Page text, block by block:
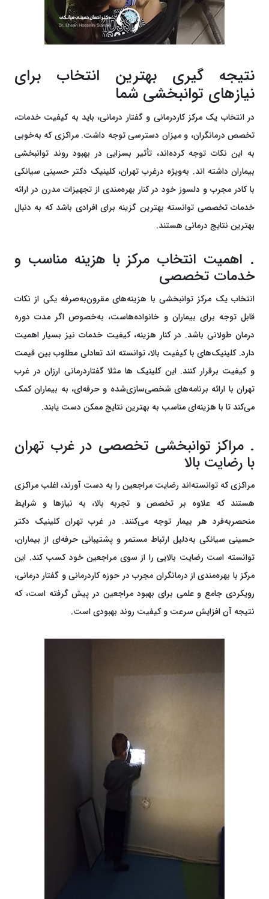
نتیجه گیری بهترین انتخاب برای
نیازهای توانبخشی شما
در انتخاب یک مرکز کاردرمانی و گفتار درمانی، باید به کیفیت خدمات،
تخصص درمانگران، و میزان دسترسی توجه داشت. مراکزی که به‌خوبی
به این نکات توجه کرده‌اند، تأثیر بسزایی در بهبود روند توانبخشی
بیماران داشته اند. به‌ویژه درغرب تهران، کلینیک دکتر حسینی سیانکی
با کادر مجرب و دلسوز خود در کنار بهره‌مندی از تجهیزات مدرن در ارائه
خدمات تخصصی توانسته بهترین گزینه برای افرادی باشد که به دنبال
بهترین نتایج درمانی هستند.
. اهمیت انتخاب مرکز با هزینه مناسب و
خدمات تخصصی
انتخاب یک مرکز توانبخشی با هزینه‌های مقرون‌به‌صرفه یکی از نکات
قابل توجه برای بیماران و خانواده‌هاست، به‌خصوص اگر مدت دوره
درمان‌ طولانی باشد. در کنار هزینه، کیفیت خدمات نیز بسیار اهمیت
دارد. کلینیک‌های با کیفیت بالا، توانسته اند تعادلی مطلوب بین قیمت
و کیفیت برقرار کنند. این کلینیک ها مثلا گفتاردرمانی ارزان در غرب
تهران با ارائه برنامه‌های شخصی‌سازی‌شده و حرفه‌ای، به بیماران کمک
می‌کند تا با هزینه‌ای مناسب به بهترین نتایج ممکن دست یابند.
. مراکز توانبخشی تخصصی در غرب تهران
با رضایت بالا
مراکزی که توانسته‌اند رضایت مراجعین را به دست آورند، اغلب مراکزی
هستند که علاوه بر تخصص و تجربه بالا، به نیازها و شرایط
منحصر‌به‌فرد هر بیمار توجه می‌کنند. در غرب تهران کلینیک دکتر
حسینی سیانکی به‌دلیل ارتباط مستمر و پشتیبانی حرفه‌ای از بیماران،
توانسته است رضایت بالایی را از سوی مراجعین خود کسب کند. این
مرکز با بهره‌مندی از درمانگران مجرب در حوزه کاردرمانی و گفتار درمانی،
رویکردی جامع و علمی برای بهبود مراجعین در پیش گرفته است، که
نتیجه آن افزایش سرعت و کیفیت روند بهبودی است.